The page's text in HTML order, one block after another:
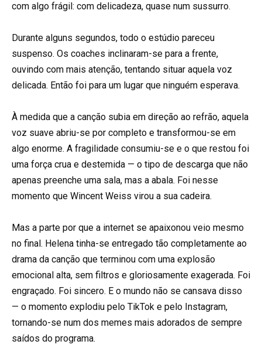
com algo frágil: com delicadeza, quase num sussurro.
Durante alguns segundos, todo o estúdio pareceu
suspenso. Os coaches inclinaram-se para a frente,
ouvindo com mais atenção, tentando situar aquela voz
delicada. Então foi para um lugar que ninguém esperava.
À medida que a canção subia em direção ao refrão, aquela
voz suave abriu-se por completo e transformou-se em
algo enorme. A fragilidade consumiu-se e o que restou foi
uma força crua e destemida — o tipo de descarga que não
apenas preenche uma sala, mas a abala. Foi nesse
momento que Wincent Weiss virou a sua cadeira.
Mas a parte por que a internet se apaixonou veio mesmo
no final. Helena tinha-se entregado tão completamente ao
drama da canção que terminou com uma explosão
emocional alta, sem filtros e gloriosamente exagerada. Foi
engraçado. Foi sincero. E o mundo não se cansava disso
— o momento explodiu pelo TikTok e pelo Instagram,
tornando-se num dos memes mais adorados de sempre
saídos do programa.